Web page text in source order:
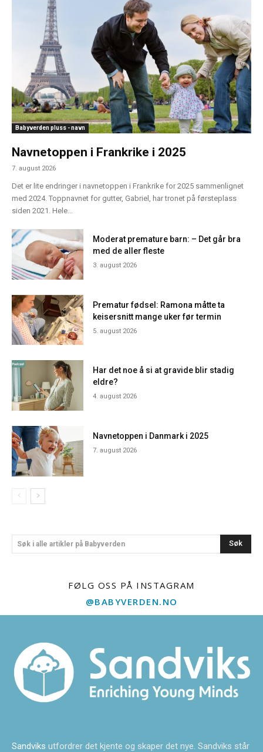
Babyverden pluss - navn
Navnetoppen i Frankrike i 2025
7. august 2026
Det er lite endringer i navnetoppen i Frankrike for 2025 sammenlignet
med 2024. Toppnavnet for gutter, Gabriel, har tronet på førsteplass
siden 2021. Hele...
Moderat premature barn: – Det går bra
med de aller fleste
3. august 2026
Prematur fødsel: Ramona måtte ta
keisersnitt mange uker før termin
5. august 2026
Har det noe å si at gravide blir stadig
eldre?
4. august 2026
Navnetoppen i Danmark i 2025
7. august 2026
Søk i alle artikler på Babyverden Søk
FØLG OSS PÅ INSTAGRAM
@BABYVERDEN.NO
Sandviks utfordrer det kjente og skaper det nye. Sandviks står